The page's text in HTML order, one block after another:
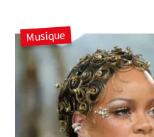
Musique